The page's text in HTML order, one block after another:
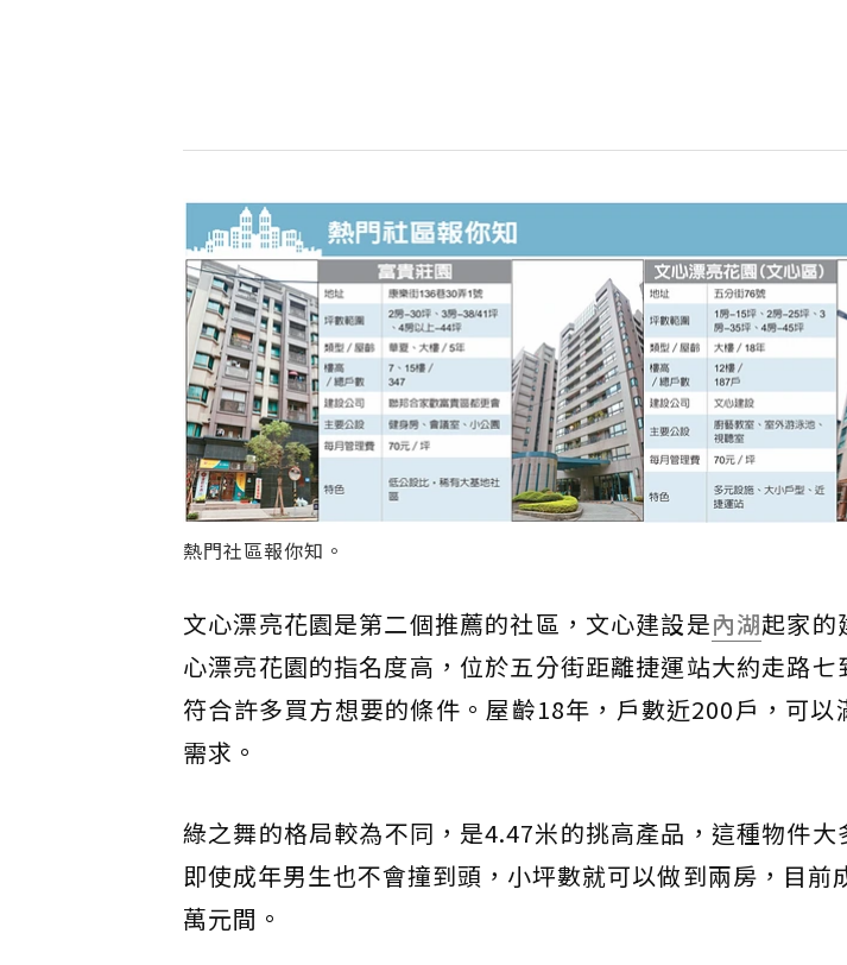
熱門社區報你知。
文心漂亮花園是第二個推薦的社區，文心建設是內湖起家的
心漂亮花園的指名度高，位於五分街距離捷運站大約走路
符合許多買方想要的條件。屋齡18年，戶數近200戶，可
需求。
綠之舞的格局較為不同，是4.47米的挑高產品，這種物件大
即使成年男生也不會撞到頭，小坪數就可以做到兩房，目前
萬元間。